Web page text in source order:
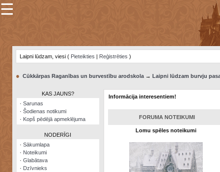
×
Šodienas
notikumi
Visatcera
almanahs
☰
Laipni lūdzam, viesi ( Pieteikties | Reģistrēties )
● Cūkkārpas Raganības un burvestību arodskola→ Laipni lūdzam burvju
KAS JAUNS?
· Sarunas
· Šodienas notikumi
· Kopš pēdējā apmeklējuma
NODERĪGI
· Sākumlapa
· Noteikumi
· Glabātava
· Dzīvnieks
Informācija interesentiem!
FORUMA NOTEIKUMI
Lomu spēles noteikumi